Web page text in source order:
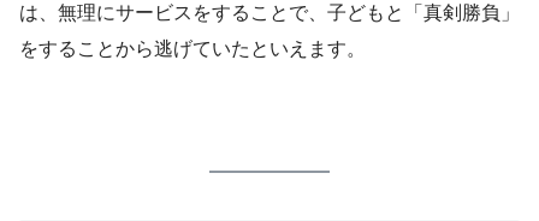
は、無理にサービスをすることで、子どもと「真剣勝負」
をすることから逃げていたといえます。